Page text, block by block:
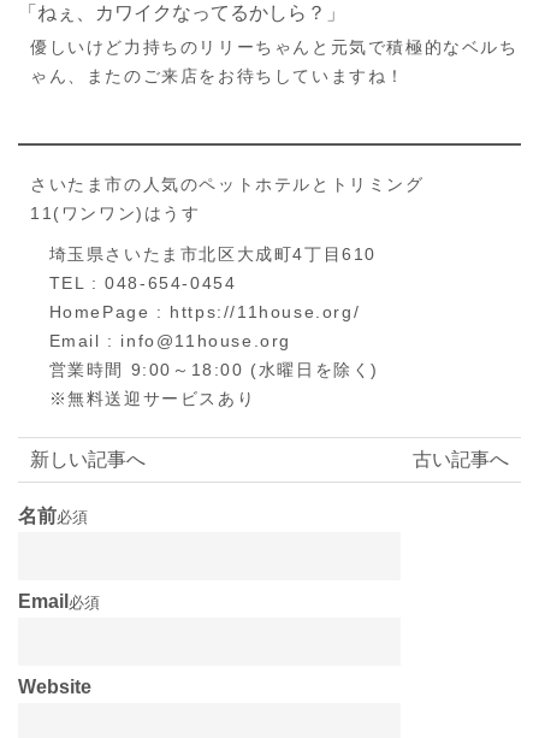
「ねぇ、カワイクなってるかしら？」
優しいけど力持ちのリリーちゃんと元気で積極的なベルち
ゃん、またのご来店をお待ちしていますね！
さいたま市の人気のペットホテルとトリミング
11(ワンワン)はうす
埼玉県さいたま市北区大成町4丁目610
TEL : 048-654-0454
HomePage : https://11house.org/
Email : info@11house.org
営業時間 9:00～18:00 (水曜日を除く)
※無料送迎サービスあり
古い記事へ
新しい記事へ
名前必須
Email 必須
Website